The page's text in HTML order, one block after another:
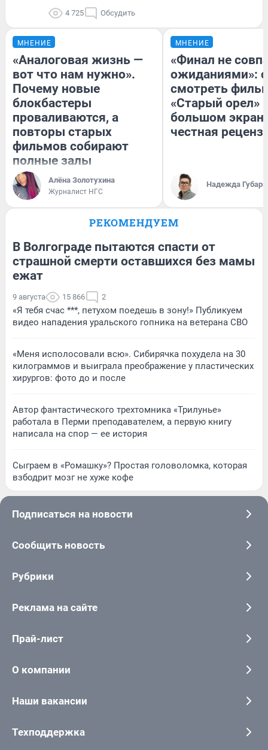
4 725 Обсудить
МНЕНИЕ
«Аналоговая жизнь —
вот что нам нужно».
Почему новые
блокбастеры
проваливаются, а
повторы старых
фильмов собирают
полные залы
Алёна Золотухина
Журналист НГС
МНЕНИЕ
«Финал не
ожиданиями»:
смотреть
«Старый орел»
большом
честная
Надежда Губарь
РЕКОМЕНДУЕМ
В Волгограде пытаются спасти от
страшной смерти оставшихся без мамы
ежат
9 августа 15 866 2
«Я тебя счас ***, петухом поедешь в зону!» Публикуем
видео нападения уральского гопника на ветерана СВО
«Меня исполосовали всю». Сибирячка похудела на 30
килограммов и выиграла преображение у пластических
хирургов: фото до и после
Автор фантастического трехтомника «Трилунье»
работала в Перми преподавателем, а первую книгу
написала на спор — ее история
Сыграем в «Ромашку»? Простая головоломка, которая
взбодрит мозг не хуже кофе
Подписаться на новости
Сообщить новость
Рубрики
Реклама на сайте
Прай-лист
О компании
Наши вакансии
Техподдержка